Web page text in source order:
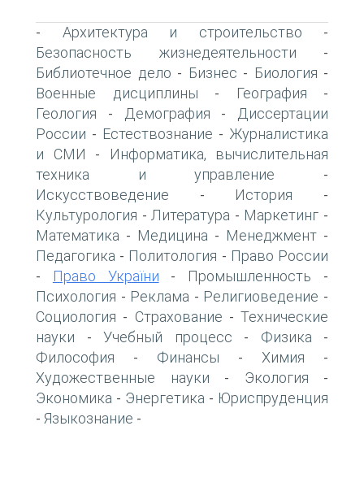
- Архитектура и строительство -
Безопасность жизнедеятельности -
Библиотечное дело - Бизнес - Биология -
Военные дисциплины - География -
Геология - Демография -
Диссертации
России - Естествознание - Журналистика
и СМИ -
Информатика, вычислительная
техника и управление -
Искусствоведение - История -
Культурология - Литература - Маркетинг -
Математика - Медицина - Менеджмент -
Педагогика - Политология - Право России
- Право України - Промышленность -
Психология - Реклама - Религиоведение -
Социология - Страхование - Технические
науки - Учебный процесс - Физика -
Философия - Финансы - Химия -
Художественные науки - Экология -
Экономика - Энергетика - Юриспруденция
- Языкознание -